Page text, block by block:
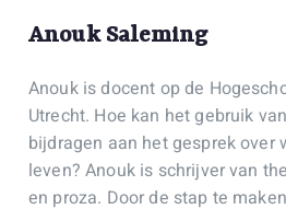
Anouk Saleming
Anouk is docent op de
Utrecht. Hoe kan het gebruik
bijdragen aan het gesprek over
leven? Anouk is schrijver van
en proza. Door de stap te